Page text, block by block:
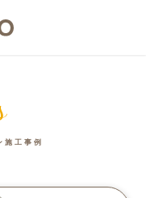
施工事例